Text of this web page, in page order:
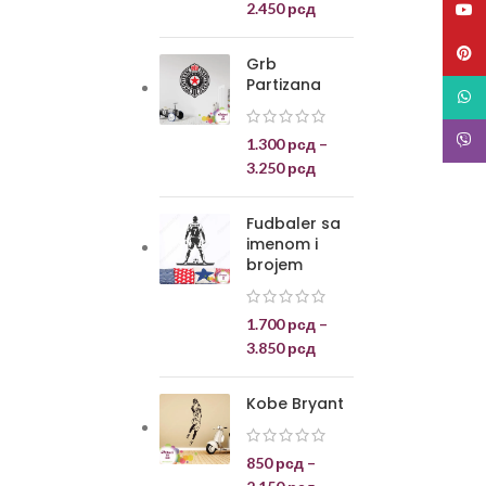
2.450рсд
Grb
Partizana
1.300рсд –
3.250рсд
Fudbaler sa
imenom i
brojem
1.700рсд –
3.850рсд
Kobe Bryant
850рсд –
Viber